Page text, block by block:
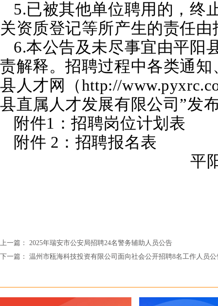
5.已被其他单位聘用的，终
关资质登记等所产生的责任
6.本公告及未尽事宜由平阳
责解释。招聘过程中各类通
县人才网（http://
县直属人才发展有限公司”发
附件1：招聘岗位计划表
附件 2：招聘报名表
平
上一篇： 2025年瑞安市公安局招聘24名警务辅助人员公告
下一篇： 温州市瓯海科技投资有限公司面向社会公开招聘8名工作人员公